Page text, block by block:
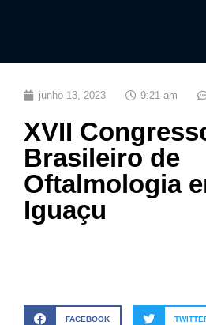
junho 13, 2023 9:21 am
XVII
Brasileiro de
Oftalmologia
Iguaçu
FACEBOOK